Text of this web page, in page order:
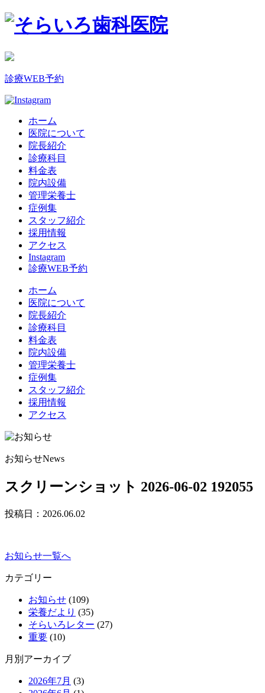
診療WEB予約
ホーム
医院について
院長紹介
診療科目
料金表
院内設備
管理栄養士
症例集
スタッフ紹介
採用情報
アクセス
Instagram
診療WEB予約
ホーム
医院について
院長紹介
診療科目
料金表
院内設備
管理栄養士
症例集
スタッフ紹介
採用情報
アクセス
お知らせNews
スクリーンショット 2026-06-02 192055
投稿日： 2026.06.02
お知らせ一覧へ
カテゴリー
お知らせ (109)
栄養だより (35)
そらいろレター (27)
重要 (10)
月別アーカイブ
2026年7月 (3)